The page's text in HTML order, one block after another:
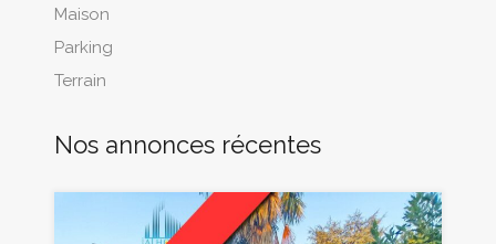
Maison
Parking
Terrain
Nos annonces récentes